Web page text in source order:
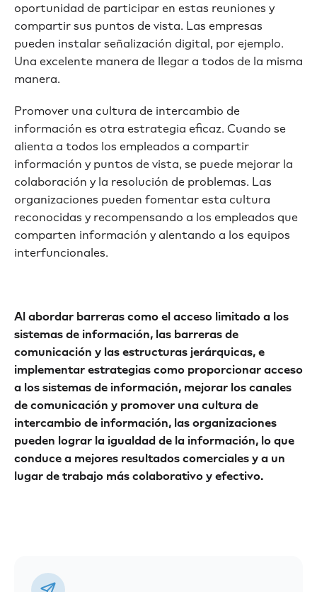
oportunidad de participar en estas reuniones y
compartir sus puntos de vista. Las empresas
pueden instalar señalización digital, por ejemplo.
Una excelente manera de llegar a todos de la misma
manera.
Promover una cultura de intercambio de
información es otra estrategia eficaz. Cuando se
alienta a todos los empleados a compartir
información y puntos de vista, se puede mejorar la
colaboración y la resolución de problemas. Las
organizaciones pueden fomentar esta cultura
reconocidas y recompensando a los empleados que
comparten información y alentando a los equipos
interfuncionales.
Al abordar barreras como el acceso limitado a los
sistemas de información, las barreras de
comunicación y las estructuras jerárquicas, e
implementar estrategias como proporcionar acceso
a los sistemas de información, mejorar los canales
de comunicación y promover una cultura de
intercambio de información, las organizaciones
pueden lograr la igualdad de la información, lo que
conduce a mejores resultados comerciales y a un
lugar de trabajo más colaborativo y efectivo.